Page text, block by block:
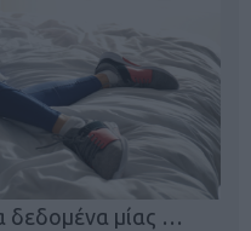
δεδομένα μίας …